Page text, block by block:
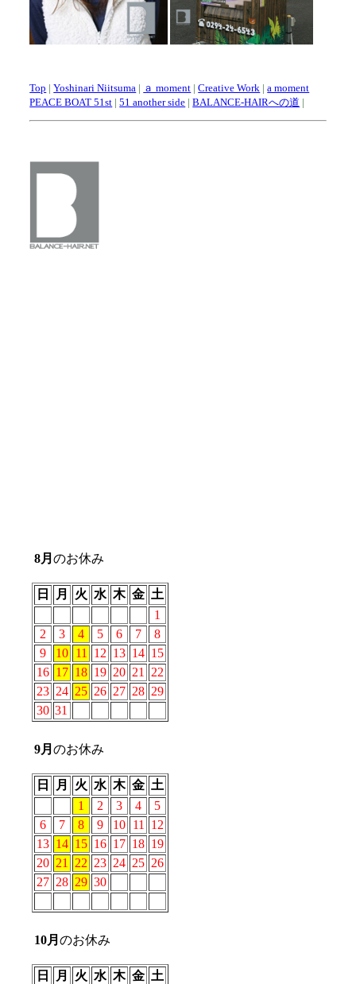
Top |Yoshinari Niitsuma | ａ moment |Creative Work | a moment
PEACE BOAT 51st |51 another side |BALANCE-HAIRへの道 |
8月のお休み
日 月 火 水 木 金 土
1
2
3 4 5 6 7
8
9
10 11 12 13 14 15
16 17 18 19 20 21
22
23 24 25 26 27 28 29
30 31
9月のお休み
日 月 火 水 木 金 土
1
2 3 4
5
6
7 8 9 10 11
12
13 14 15 16 17 18 19
20 21 22 23 24 25 26
27 28 29 30
10月のお休み
日 月 火 水 木 金 土